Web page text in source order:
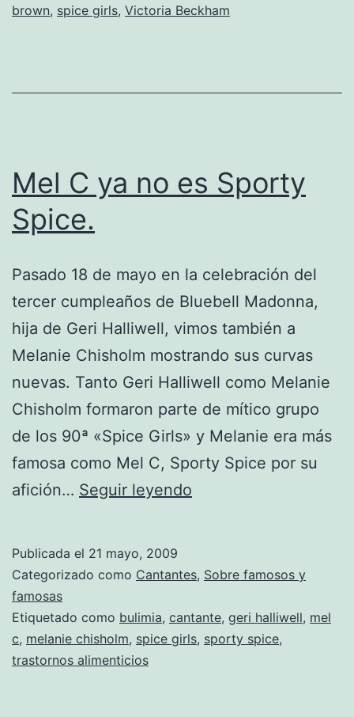
Spice
popular
brown, spice girls, Victoria Beckham
Mel C ya no es Sporty
Spice.
Pasado 18 de mayo en la celebración del
tercer cumpleaños de Bluebell Madonna,
hija de Geri Halliwell, vimos también a
Melanie Chisholm mostrando sus curvas
nuevas. Tanto Geri Halliwell como Melanie
Chisholm formaron parte de mítico grupo
de los 90ª «Spice Girls» y Melanie era más
famosa como Mel C, Sporty Spice por su
afición… Seguir leyendo
no
Sporty
Spice.
Publicada el 21 mayo, 2009
Categorizado como Cantantes, Sobre famosos y
famosas
Etiquetado como bulimia, cantante, geri halliwell, mel
c, melanie chisholm, spice girls, sporty spice,
trastornos alimenticios